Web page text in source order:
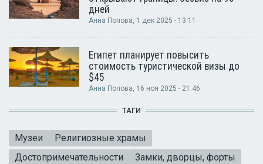
дней
Анна Попова, 1 дек 2025 - 13:11
Египет планирует повысить
стоимость туристической визы до
$45
Анна Попова, 16 ноя 2025 - 21:46
ТАГИ
Музеи
Религиозные храмы
Достопримечательности
Замки, дворцы, форты